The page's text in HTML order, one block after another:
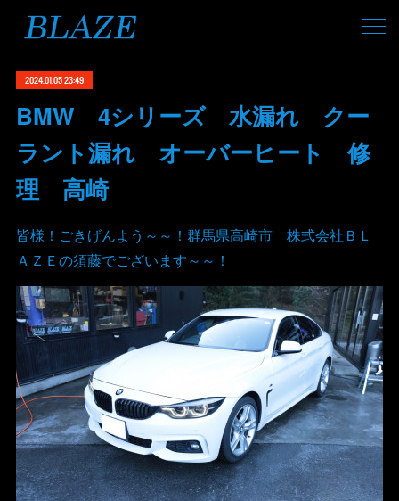
2024.01.05 23:49
BMW 4シリーズ 水漏れ クー
ラント漏れ オーバーヒート 修
理 高崎
皆様！ごきげんよう～～！群馬県高崎市 株式会社ＢＬ
ＡＺＥの須藤でございます～～！